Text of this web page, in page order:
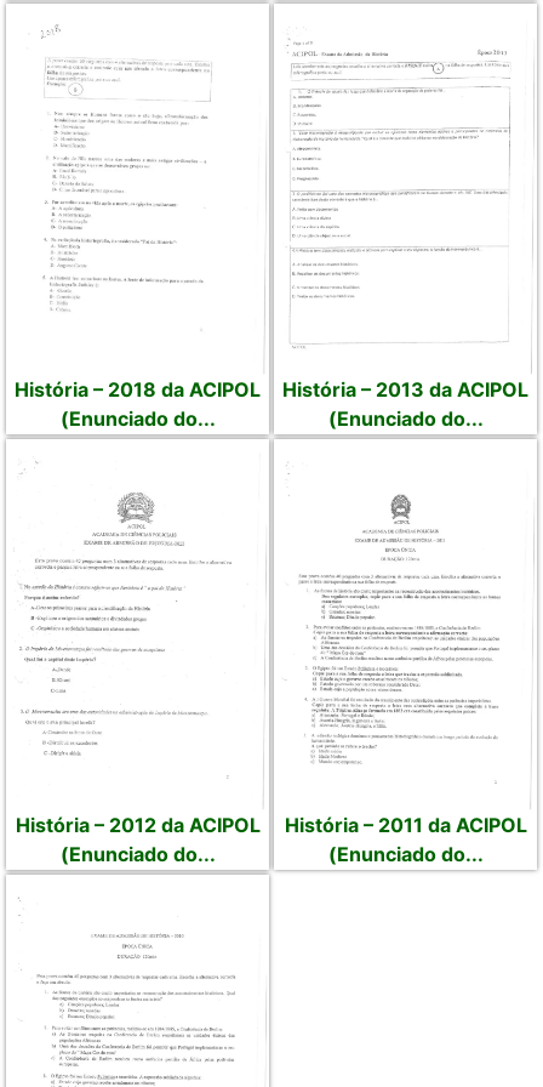
História – 2018 da ACIPOL
(Enunciado do...
História – 2013 da ACIPOL
(Enunciado do...
História – 2012 da ACIPOL
(Enunciado do...
História – 2011 da ACIPOL
(Enunciado do...